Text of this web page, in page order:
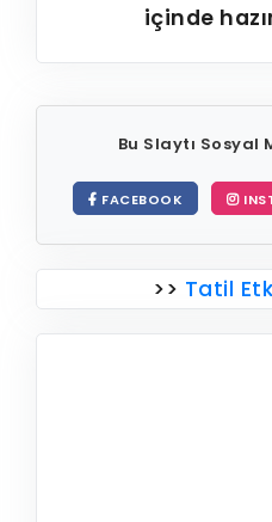
içinde
Bu Slaytı Sosyal
FACEBOOK
>> Tatil